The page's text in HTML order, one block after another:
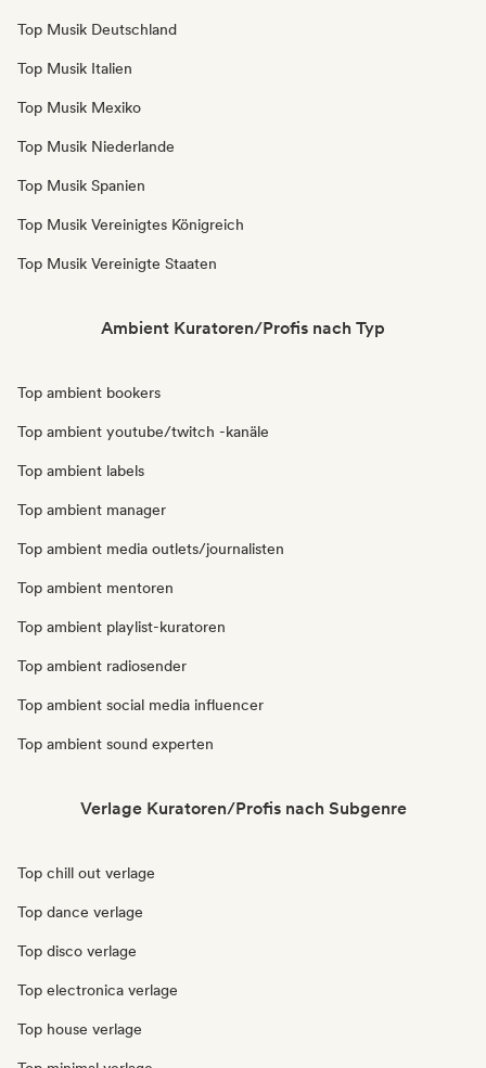
Top Musik Deutschland
Top Musik Italien
Top Musik Mexiko
Top Musik Niederlande
Top Musik Spanien
Top Musik Vereinigtes Königreich
Top Musik Vereinigte Staaten
Ambient Kuratoren/Profis nach Typ
Top ambient bookers
Top ambient youtube/twitch -kanäle
Top ambient labels
Top ambient manager
Top ambient media outlets/journalisten
Top ambient mentoren
Top ambient playlist-kuratoren
Top ambient radiosender
Top ambient social media influencer
Top ambient sound experten
Verlage Kuratoren/Profis nach Subgenre
Top chill out verlage
Top dance verlage
Top disco verlage
Top electronica verlage
Top house verlage